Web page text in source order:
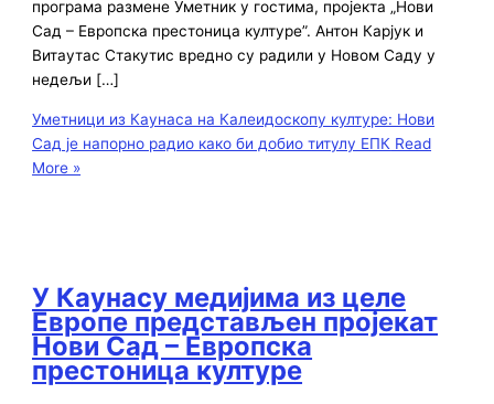
програма размене Уметник у гостима, пројекта „Нови
Сад – Европска престоница културе”. Антон Карјук и
Витаутас Стакутис вредно су радили у Новом Саду у
недељи […]
Уметници из Каунаса на Калеидоскопу културе: Нови
Сад је напорно радио како би добио титулу ЕПК Read
More »
У Каунасу медијима из целе
Европе представљен пројекат
Нови Сад – Европска
престоница културе